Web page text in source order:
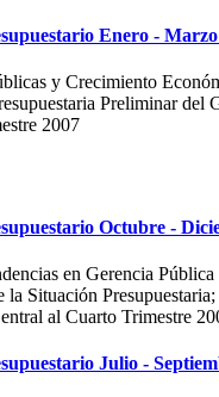
Enero - Marzo
y Crecimiento
Preliminar del
2007
Octubre -
en Gerencia Pública
la Situación
al Cuarto Trimestre
Julio -